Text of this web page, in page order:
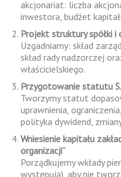
akcjonariat: liczba
inwestora, budżet
Projekt struktury spółki i
Uzgadniamy: skład
skład rady nadzorczej
właścicielskiego.
Przygotowanie statutu
Tworzymy statut
uprawnienia,
polityka dywidend,
Wniesienie kapitału
organizacji”
Porządkujemy wkłady
występują), aby nie